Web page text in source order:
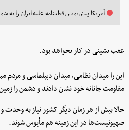
آمریکا پیش‌نویس قطعنامه علیه ایران را به
عقب نشینی در کار نخواهد بود.
این را میدان نظامی، میدان دیپلماسی و مردم
مقاومت جانانه خود نشان دادند و دشمن را
حالا بیش از هر زمان دیگر کشور نیاز به وحدت و
صهیونیست‌ها در این زمینه هم مأیوس شوند.